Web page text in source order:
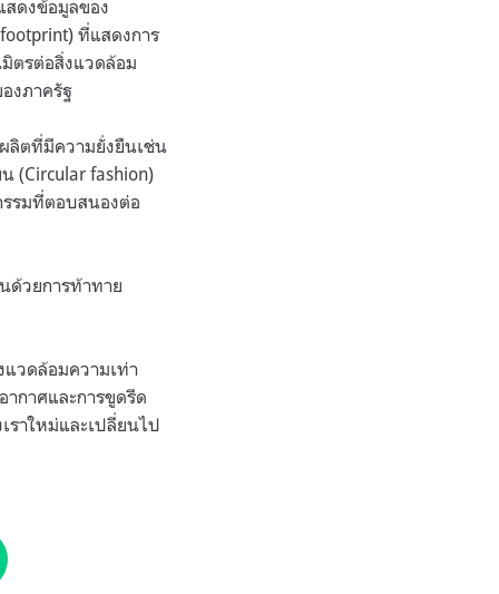
สดงข้อมูลของ
ที่แสดงการ
ตรต่อสิ่งแวดล้อม
งภาครัฐ
ลิตที่มีความยั่งยืนเช่น
(Circular fashion)
รมที่ตอบสนองต่อ
ด้วยการท้าทาย
วดล้อมความเท่า
กาศและการขูดรีด
ราใหม่และเปลี่ยนไป